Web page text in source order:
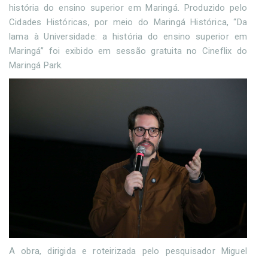
história do ensino superior em Maringá. Produzido pelo
Cidades Históricas, por meio do Maringá Histórica, “Da
lama à Universidade: a história do ensino superior em
Maringá” foi exibido em sessão gratuita no Cineflix do
Maringá Park.
A obra, dirigida e roteirizada pelo pesquisador Miguel